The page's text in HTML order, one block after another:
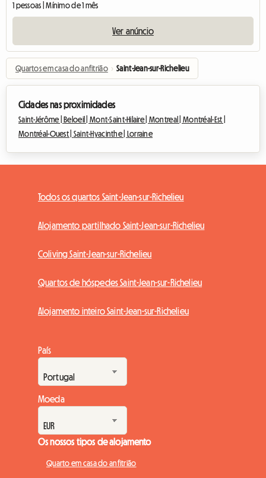
1 pessoas | Mínimo de 1 mês
Ver anúncio
Quartos em casa do anfitrião › Saint-Jean-sur-Richelieu
Cidades nas proximidades
Saint-Jérôme | Beloeil |Mont-Saint-Hilaire | Montreal | Montréal-Est |
Montréal-Ouest | Saint-Hyacinthe | Lorraine
Todos os quartos Saint-Jean-sur-Richelieu
Alojamento partilhado Saint-Jean-sur-Richelieu
Coliving Saint-Jean-sur-Richelieu
Quartos de hóspedes Saint-Jean-sur-Richelieu
Alojamento inteiro Saint-Jean-sur-Richelieu
País
Moeda
Os nossos tipos de alojamento
Quarto em casa do anfitrião